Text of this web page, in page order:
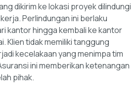
dikirim ke lokasi proyek dilindungi
Perlindungan ini berlaku
kantor hingga kembali ke kantor
Klien tidak memiliki tanggung
kecelakaan yang menimpa tim
ini memberikan ketenangan
pihak.